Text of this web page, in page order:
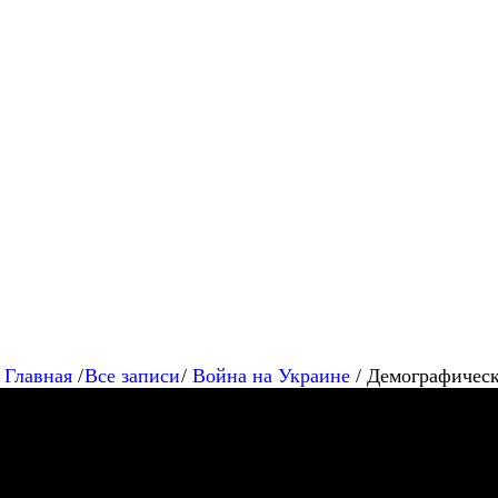
Главная Все записи Война на Украине